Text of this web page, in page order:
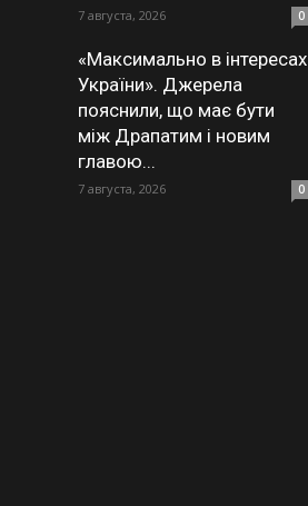
7 августа, 2026 0
«Максимально в інтересах
України». Джерела
пояснили, що має бути
між Драпатим і новим
главою...
7 августа, 2026 0